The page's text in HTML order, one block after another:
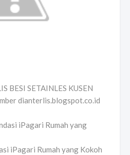
BESI SETAINLES KUSEN
dianterlis.blogspot.co.id
iPagari Rumah yang Kokoh